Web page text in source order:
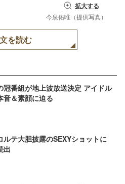
拡大する
今泉佑唯（提供写真）
を読む
冠番組が地上波放送決定 アイドル
＆素顔に迫る
ルテ大胆披露のSEXYショットに
出